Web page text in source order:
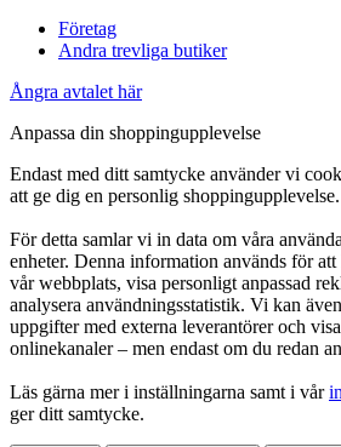
Företag
Andra trevliga butiker
Ångra avtalet här
Anpassa din shoppingupplevelse
Endast med ditt samtycke använder vi
att ge dig en personlig shoppingupplevelse.
För detta samlar vi in data om våra
enheter. Denna information används för
vår webbplats, visa personligt anpassad
analysera användningsstatistik. Vi kan
uppgifter med externa leverantörer och
onlinekanaler – men endast om du redan
Läs gärna mer i inställningarna samt i vår
ger ditt samtycke.